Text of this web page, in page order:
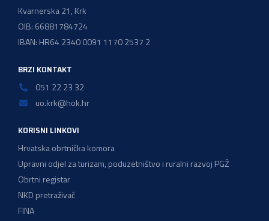
Kvarnerska 21, Krk
OIB: 66881784724
IBAN: HR64 2340 0091 1170 2537 2
BRZI KONTAKT
051 22 23 32
uo.krk@hok.hr
KORISNI LINKOVI
Hrvatska obrtnička komora
Upravni odjel za turizam, poduzetništvo i ruralni razvoj PGŽ
Obrtni registar
NKD pretraživač
FINA